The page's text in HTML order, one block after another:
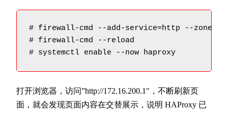
# firewall-cmd --add-service=http --
# firewall-cmd --reload
# systemctl enable --now haproxy
打开浏览器，访问”http://172.16.200.1″，不断刷新页
面，就会发现页面内容在交替展示，说明 HAProxy 已